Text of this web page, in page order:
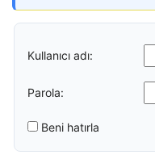
Kullanıcı adı:
Parola:
Beni hatırla